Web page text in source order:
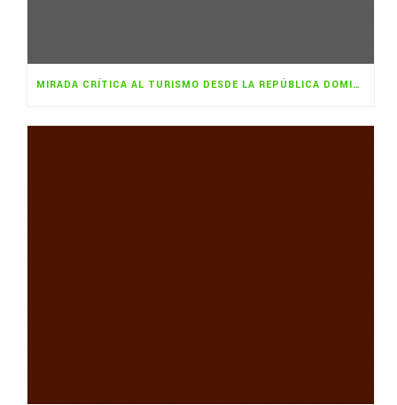
MIRADA CRÍTICA AL TURISMO DESDE LA REPÚBLICA DOMINICANA